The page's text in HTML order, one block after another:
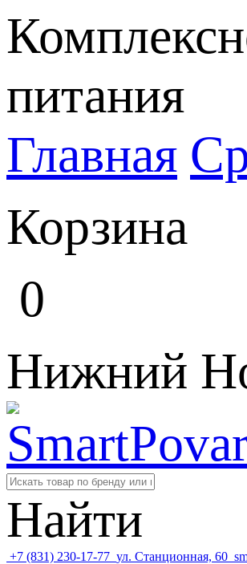
питания
Главная
Корзина
0
Нижний
Найти
+7 (831) 230-17-77 ул. Станционная, 60